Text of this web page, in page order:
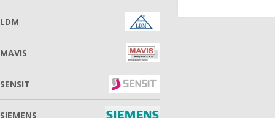
LDM
MAVIS
SENSIT
SIEMENS